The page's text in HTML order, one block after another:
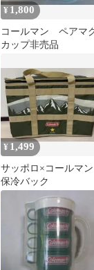
¥ 1,800
コールマン ペアマ
カップ非売品
¥ 1,499
サッポロ×コールマ
保冷バック